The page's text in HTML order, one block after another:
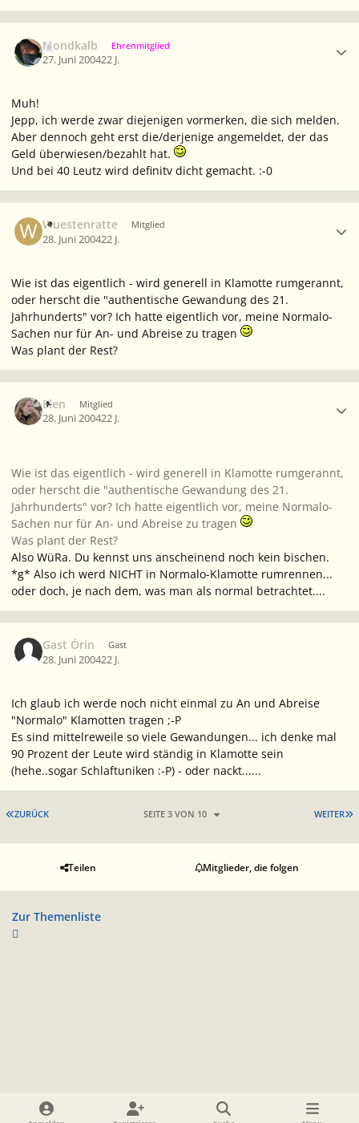
Mondkalb Ehrenmitglied
27. Juni 200422 J.
Muh!
Jepp, ich werde zwar diejenigen vormerken, die sich melden.
Aber dennoch geht erst die/derjenige angemeldet, der das
Geld überwiesen/bezahlt hat.
Und bei 40 Leutz wird definitv dicht gemacht. :-0
Wuestenratte Mitglied
28. Juni 200422 J.
Wie ist das eigentlich - wird generell in Klamotte rumgerannt,
oder herscht die "authentische Gewandung des 21.
Jahrhunderts" vor? Ich hatte eigentlich vor, meine Normalo-
Sachen nur für An- und Abreise zu tragen
Was plant der Rest?
Elen Mitglied
28. Juni 200422 J.
Wie ist das eigentlich - wird generell in Klamotte rumgerannt,
oder herscht die "authentische Gewandung des 21.
Jahrhunderts" vor? Ich hatte eigentlich vor, meine Normalo-
Sachen nur für An- und Abreise zu tragen
Was plant der Rest?
Also WüRa. Du kennst uns anscheinend noch kein bischen.
*g* Also ich werd NICHT in Normalo-Klamotte rumrennen...
oder doch, je nach dem, was man als normal betrachtet....
Gast Órin Gast
28. Juni 200422 J.
Ich glaub ich werde noch nicht einmal zu An und Abreise
"Normalo" Klamotten tragen ;-P
Es sind mittelreweile so viele Gewandungen... ich denke mal
90 Prozent der Leute wird ständig in Klamotte sein
(hehe..sogar Schlaftuniken :-P) - oder nackt......
ERSTE SEITE
ZURÜCK WEITER
SEITE 3 VON 10
Teilen Mitglieder, die folgen
Zur Themenliste
Heller Modus
Dunkler ModusSystemeinstellung